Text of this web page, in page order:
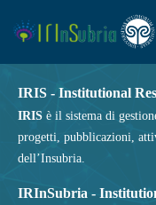
IRIS - Institutional
IRIS è il sistema di
progetti, pubblicazioni,
dell’Insubria.
IRInSubria -